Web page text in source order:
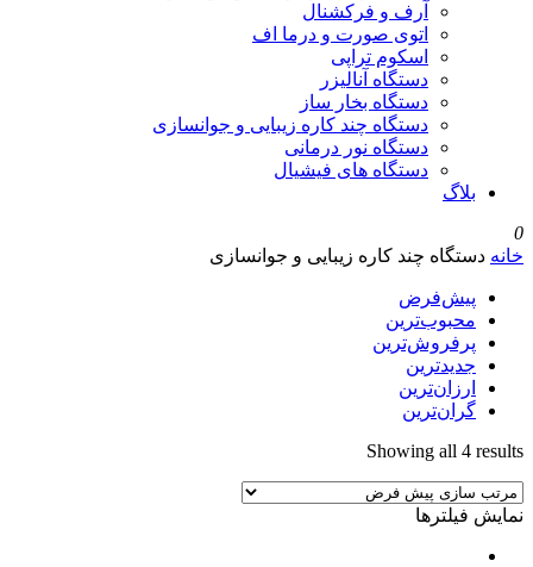
آرف و فرکشنال
اتوی صورت و درما اف
اسکوم تراپی
دستگاه آنالیزر
دستگاه بخار ساز
دستگاه چند کاره زیبایی و جوانسازی
دستگاه نور درمانی
دستگاه های فیشیال
بلاگ
0
خانه دستگاه چند کاره زیبایی و جوانسازی
پیش‌فرض
محبوب‌ترین
پرفروش‌ترین
جدیدترین
ارزان‌ترین
گران‌ترین
Showing all 4 results
نمایش فیلترها